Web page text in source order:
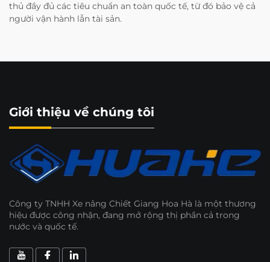
thủ đầy đủ các tiêu chuẩn an toàn quốc tế, từ đó bảo vệ cả
người vận hành lẫn tài sản.
Giới thiệu về chúng tôi
Công ty TNHH Xe nâng Chiết Giang Hoa Hà là một thương
hiệu được công nhận, đang mở rộng thị phần cả trong
nước và quốc tế.